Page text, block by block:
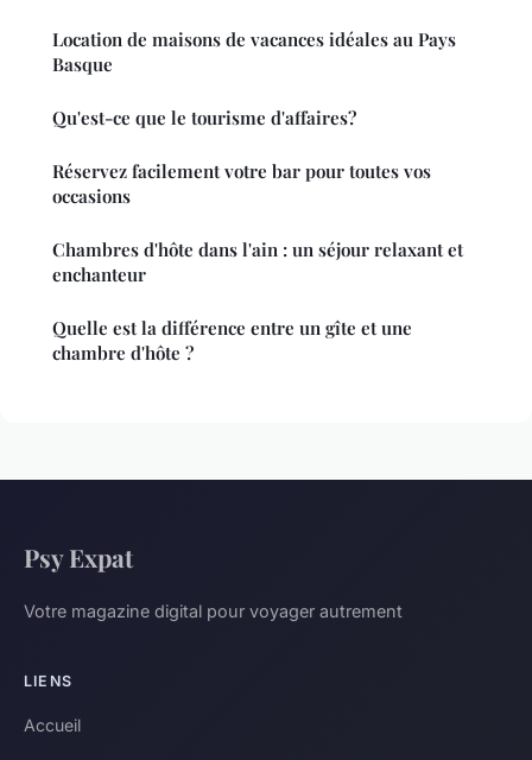
Location de maisons de vacances idéales au Pays
Basque
Qu'est-ce que le tourisme d'affaires?
Réservez facilement votre bar pour toutes vos
occasions
Chambres d'hôte dans l'ain : un séjour relaxant et
enchanteur
Quelle est la différence entre un gîte et une
chambre d'hôte ?
Psy Expat
Votre magazine digital pour voyager autrement
LIENS
Accueil